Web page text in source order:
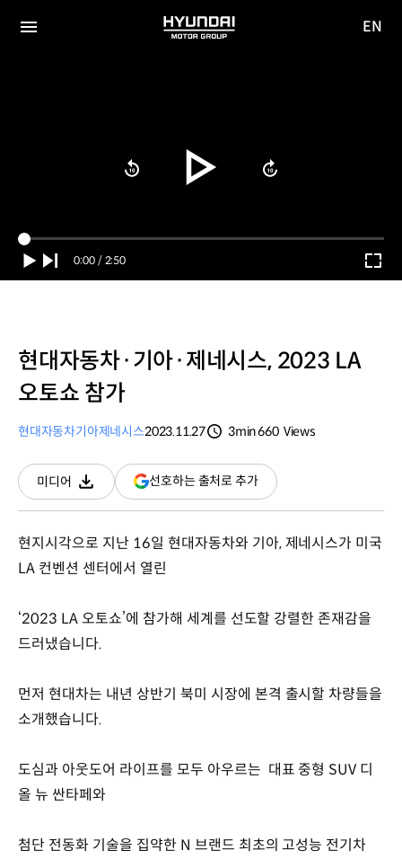
HYUNDAI
EN
Current
Time
0:00 / Duration
2:50
현대자동차·기아·제네시스, 2023 LA
오토쇼 참가
현대자동차기아제네시스2023.11.27
3min660 Views
미디어
다운로드
선호하는 출처로 추가(새
창
현지시각으로 지난 16일 현대자동차와 기아, 제네시스가 미국
LA 컨벤션 센터에서 열린
‘2023 LA 오토쇼’에 참가해 세계를 선도할 강렬한 존재감을
드러냈습니다.
먼저 현대차는 내년 상반기 북미 시장에 본격 출시할 차량들을
소개했습니다.
도심과 아웃도어 라이프를 모두 아우르는 대표 중형 SUV 디
올 뉴 싼타페와
첨단 전동화 기술을 집약한 N 브랜드 최초의 고성능 전기차